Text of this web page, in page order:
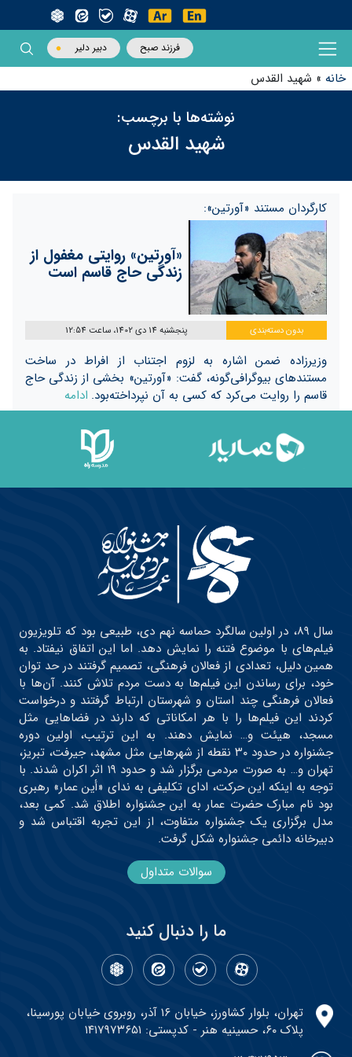
فرزند صبح دبیر دلیر
خانه » شهید القدس
نوشته‌ها با برچسب:
شهید القدس
کارگردان مستند «آورتین»:
«آورتین» روایتی مغفول از
زندگی حاج قاسم است
بدون دسته‌بندی پنجشنبه 14 دی 1402، ساعت 12:54
وزیرزاده ضمن اشاره به لزوم اجتناب از افراط در ساخت
مستند‌های بیوگرافی‌گونه، گفت: «آورتین» بخشی از زندگی حاج
قاسم را روایت می‌کرد که کسی به آن نپرداخته‌بود. ادامه
سال ۸۹، در اولین سالگرد حماسه نهم دی، طبیعی بود که تلویزیون
فیلم‌های با موضوع فتنه را نمایش دهد. اما این اتفاق نیفتاد. به
همین دلیل، تعدادی از فعالان فرهنگی، تصمیم گرفتند در حد توان
خود، برای رساندن این فیلم‌ها به دست مردم تلاش کنند. آن‌ها با
فعالان فرهنگی چند استان و شهرستان ارتباط گرفتند و درخواست
کردند این فیلم‌ها را با هر امکاناتی که دارند در فضاهایی مثل
مسجد، هیئت و… نمایش دهند. به این ترتیب، اولین دوره
جشنواره در حدود ۳۰ نقطه از شهرهایی مثل مشهد، جیرفت، تبریز،
تهران و… به صورت مردمی برگزار شد و حدود ۱۹ اثر اکران شدند. با
توجه به اینکه این حرکت، ادای تکلیفی به ندای «أین عمار» رهبری
بود نام مبارک حضرت عمار به این جشنواره اطلاق شد. کمی بعد،
مدل برگزاری یک جشنواره متفاوت، از این تجربه اقتباس شد و
دبیرخانه دائمی جشنواره شکل گرفت.
سوالات متداول
ما را دنبال کنید
تهران، بلوار کشاورز، خیابان ۱۶ آذر، روبروی خیابان پورسینا،
پلاک ۶۰، حسینیه هنر - کدپستی: ۱۴۱۷۹۷۳۶۵۱